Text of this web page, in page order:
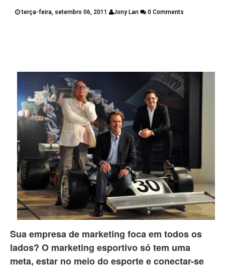
terça-feira, setembro 06, 2011 Jony Lan 0 Comments
Sua empresa de marketing foca em todos os
lados? O marketing esportivo só tem uma
meta, estar no meio do esporte e conectar-se